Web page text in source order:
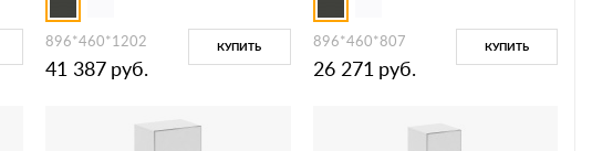
896*460*1202
41 387 руб.
КУПИТЬ 896*460*807
26 271 руб.
КУПИТЬ